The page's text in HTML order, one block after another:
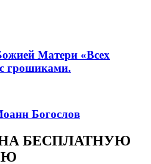
Матери «Всех
грошиками.
Богослов
БЕСПЛАТНУЮ